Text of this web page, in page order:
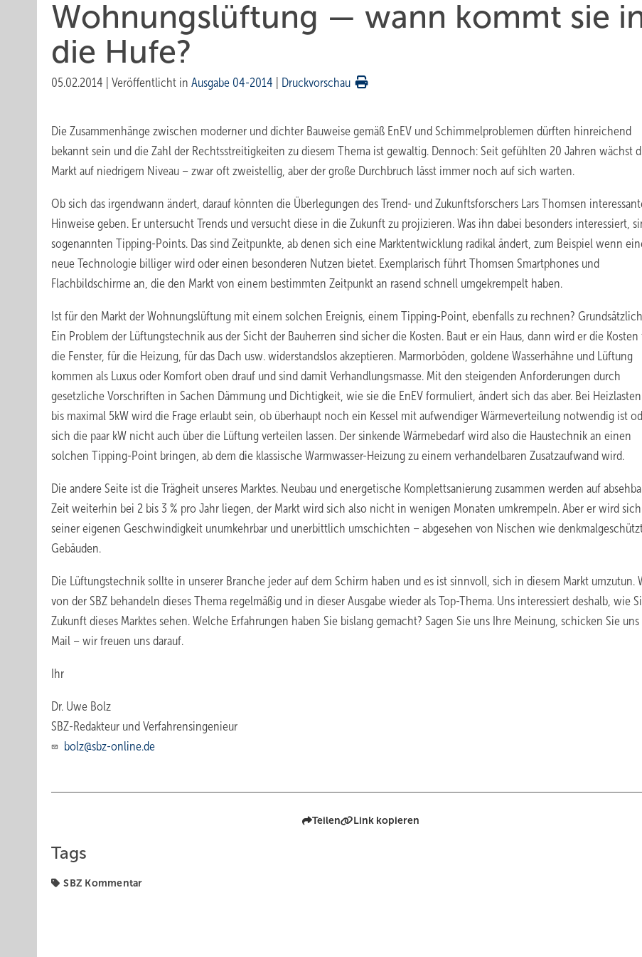
Wohnungslüftung — wann kommt sie
die Hufe?
05.02.2014 Veröffentlicht in Ausgabe 04-2014 Druckvorschau
Die Zusammenhänge zwischen moderner und dichter Bauweise gemäß EnEV und Schimmelproblemen dürften hinreichend
bekannt sein und die Zahl der Rechtsstreitigkeiten zu diesem Thema ist gewaltig. Dennoch: Seit gefühlten 20 Jahren wächst
Markt auf niedrigem Niveau – zwar oft zweistellig, aber der große Durchbruch lässt immer noch auf sich warten.
Ob sich das irgendwann ändert, darauf könnten die Überlegungen des Trend- und Zukunftsforschers Lars Thomsen
Hinweise geben. Er untersucht Trends und versucht diese in die Zukunft zu projizieren. Was ihn dabei besonders interessiert,
sogenannten Tipping-Points. Das sind Zeitpunkte, ab denen sich eine Marktentwicklung radikal ändert, zum Beispiel wenn
neue Technologie billiger wird oder einen besonderen Nutzen bietet. Exemplarisch führt Thomsen Smartphones und
Flachbildschirme an, die den Markt von einem bestimmten Zeitpunkt an rasend schnell umgekrempelt haben.
Ist für den Markt der Wohnungslüftung mit einem solchen Ereignis, einem Tipping-Point, ebenfalls zu rechnen?
Ein Problem der Lüftungstechnik aus der Sicht der Bauherren sind sicher die Kosten. Baut er ein Haus, dann wird er die Kosten
die Fenster, für die Heizung, für das Dach usw. widerstandslos akzeptieren. Marmorböden, goldene Wasserhähne und Lüftung
kommen als Luxus oder Komfort oben drauf und sind damit Verhandlungsmasse. Mit den steigenden Anforderungen durch
gesetzliche Vorschriften in Sachen Dämmung und Dichtigkeit, wie sie die EnEV formuliert, ändert sich das aber. Bei
bis maximal 5kW wird die Frage erlaubt sein, ob überhaupt noch ein Kessel mit aufwendiger Wärmeverteilung notwendig ist
sich die paar kW nicht auch über die Lüftung verteilen lassen. Der sinkende Wärmebedarf wird also die Haustechnik an einen
solchen Tipping-Point bringen, ab dem die klassische Warmwasser-Heizung zu einem verhandelbaren Zusatzaufwand wird.
Die andere Seite ist die Trägheit unseres Marktes. Neubau und energetische Komplettsanierung zusammen werden auf
Zeit weiterhin bei 2 bis 3 % pro Jahr liegen, der Markt wird sich also nicht in wenigen Monaten umkrempeln. Aber er wird
seiner eigenen Geschwindigkeit unumkehrbar und unerbittlich umschichten – abgesehen von Nischen wie
Gebäuden.
Die Lüftungstechnik sollte in unserer Branche jeder auf dem Schirm haben und es ist sinnvoll, sich in diesem Markt umzutun.
von der SBZ behandeln dieses Thema regelmäßig und in dieser Ausgabe wieder als Top-Thema. Uns interessiert deshalb, wie
Zukunft dieses Marktes sehen. Welche Erfahrungen haben Sie bislang gemacht? Sagen Sie uns Ihre Meinung, schicken Sie
Mail – wir freuen uns darauf.
Ihr
Dr. Uwe Bolz
SBZ-Redakteur und Verfahrensingenieur
bolz@sbz-online.de
Teilen Link kopieren
Tags
SBZ Kommentar